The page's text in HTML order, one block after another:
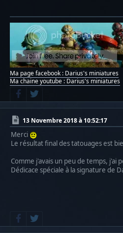
Ma page facebook : Darius's miniatures
Ma chaine youtube : Darius's miniatures
13 Novembre 2018 à 10:52:17
Merci
Le résultat final des tatouages est
Comme j'avais un peu de temps, j'ai
Dédicace spéciale à la signature de